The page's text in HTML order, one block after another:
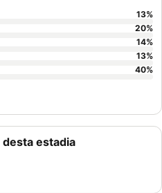
estadia
13%
20%
14%
13%
40%